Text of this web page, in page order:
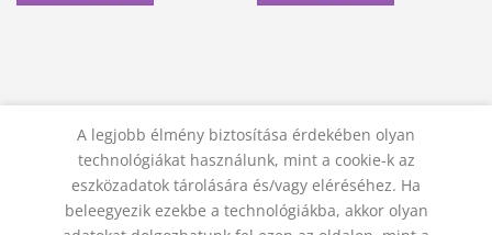
A legjobb élmény biztosítása érdekében olyan
technológiákat használunk, mint a cookie-k az
eszközadatok tárolására és/vagy eléréséhez. Ha
beleegyezik ezekbe a technológiákba, akkor olyan